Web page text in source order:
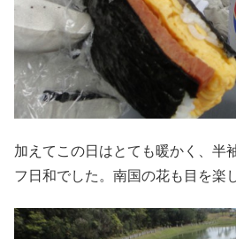
加えてこの日はとても暖かく、半
フ日和でした。南国の花も目を楽